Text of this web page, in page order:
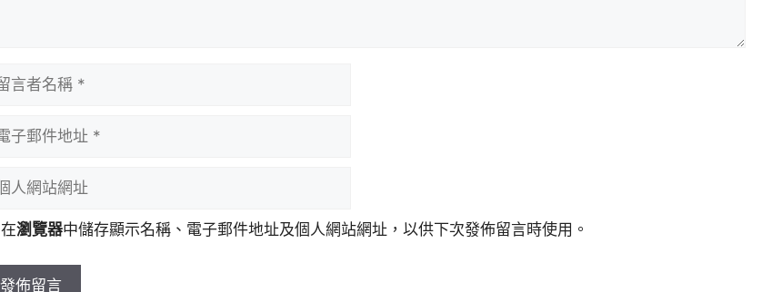
在瀏覽器中儲存顯示名稱、電子郵件地址及個人網站網址，以供下次發佈留言時使用。